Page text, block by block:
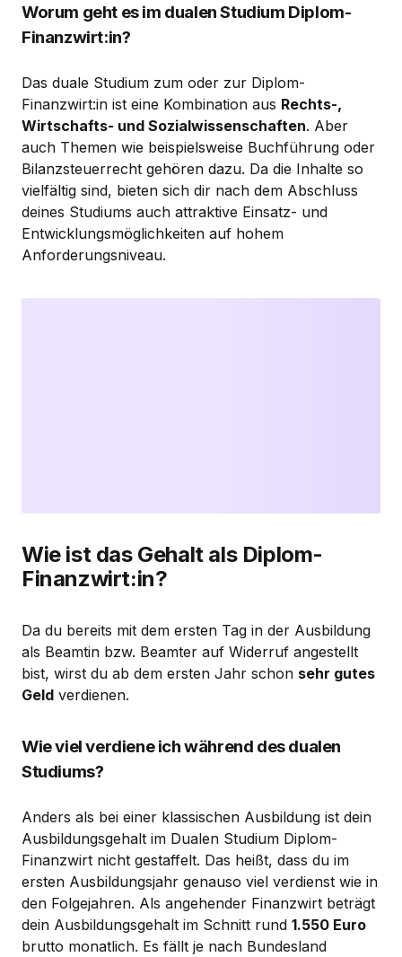
Worum geht es im dualen Studium Diplom-
Finanzwirt:in?
Das duale Studium zum oder zur Diplom-
Finanzwirt:in ist eine Kombination aus Rechts-,
Wirtschafts- und Sozialwissenschaften. Aber
auch Themen wie beispielsweise Buchführung oder
Bilanzsteuerrecht gehören dazu. Da die Inhalte so
vielfältig sind, bieten sich dir nach dem Abschluss
deines Studiums auch attraktive Einsatz- und
Entwicklungsmöglichkeiten auf hohem
Anforderungsniveau.
Wie ist das Gehalt als Diplom-
Finanzwirt:in?
Da du bereits mit dem ersten Tag in der Ausbildung
als Beamtin bzw. Beamter auf Widerruf angestellt
bist, wirst du ab dem ersten Jahr schon sehr gutes
Geld verdienen.
Wie viel verdiene ich während des dualen
Studiums?
Anders als bei einer klassischen Ausbildung ist dein
Ausbildungsgehalt im Dualen Studium Diplom-
Finanzwirt nicht gestaffelt. Das heißt, dass du im
ersten Ausbildungsjahr genauso viel verdienst wie in
den Folgejahren. Als angehender Finanzwirt beträgt
dein Ausbildungsgehalt im Schnitt rund 1.550 Euro
brutto monatlich. Es fällt je nach Bundesland